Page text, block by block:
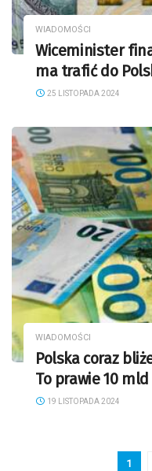
WIADOMOŚCI
Wiceminister
ma trafić do
25 LISTOPADA 2024
WIADOMOŚCI
Polska coraz
To prawie 10
19 LISTOPADA 2024
1